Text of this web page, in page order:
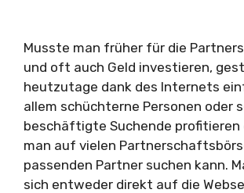
Musste man früher für die
und oft auch Geld investieren,
heutzutage dank des Internets
allem schüchterne Personen oder
beschäftigte Suchende profitieren
man auf vielen
passenden Partner suchen kann.
sich entweder direkt auf die